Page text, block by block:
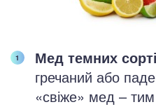
Мед темних
гречаний або
«свіже» мед –